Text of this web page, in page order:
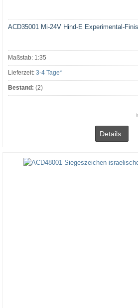
ACD35001 Mi-24V Hind-E Experimental-
Maßstab: 1:35
Lieferzeit: 3-4 Tage*
Bestand: (2)
Details